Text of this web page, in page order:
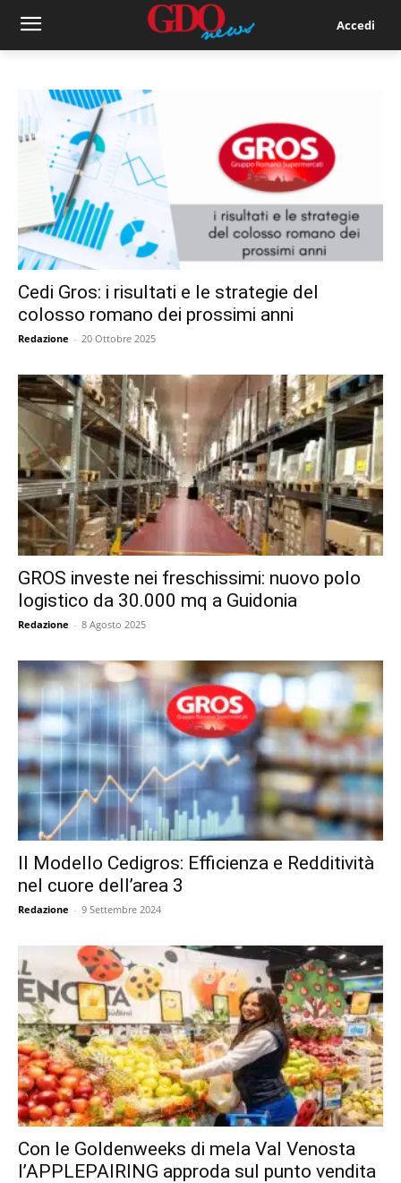
Accedi
Cedi Gros: i risultati e le strategie del
colosso romano dei prossimi anni
Redazione - 20 Ottobre 2025
GROS investe nei freschissimi: nuovo polo
logistico da 30.000 mq a Guidonia
Redazione - 8 Agosto 2025
Il Modello Cedigros: Efficienza e Redditività
nel cuore dell’area 3
Redazione - 9 Settembre 2024
Con le Goldenweeks di mela Val Venosta
l’APPLEPAIRING approda sul punto vendita